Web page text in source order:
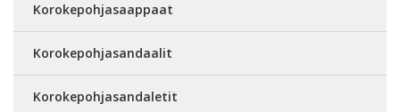
Korokepohjasaappaat
Korokepohjasandaalit
Korokepohjasandaletit